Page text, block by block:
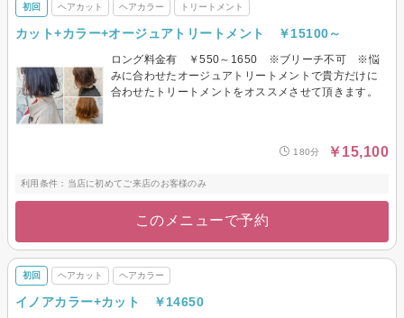
初回 ヘアカット ヘアカラー トリートメント
カット+カラー+オージュアトリートメント ￥15100～
ロング料金有 ￥550～1650 ※ブリーチ不可 ※悩
みに合わせたオージュアトリートメントで貴方だけに
合わせたトリートメントをオススメさせて頂きます。
180分 ￥15,100
利用条件：当店に初めてご来店のお客様のみ
このメニューで予約
初回 ヘアカット ヘアカラー
イノアカラー+カット ￥14650